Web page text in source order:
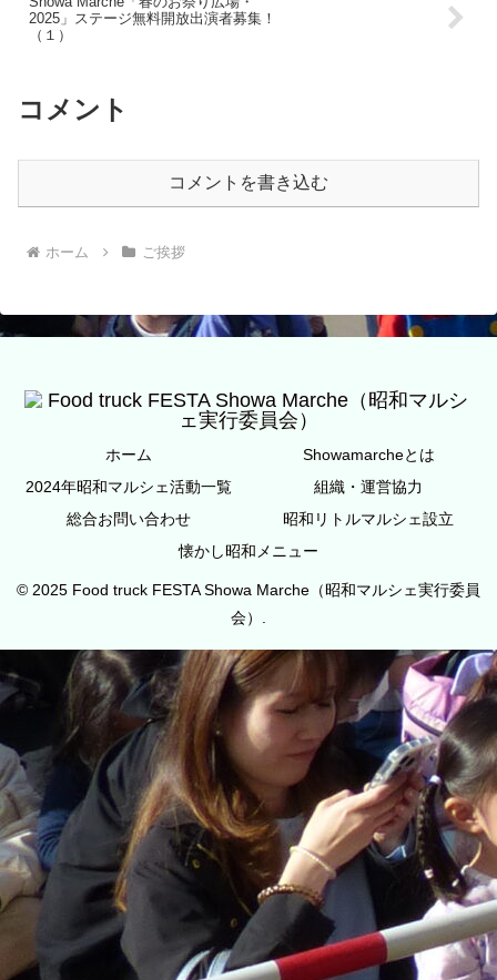
2025」ステージ無料開放出演者募集！
（１）
コメント
コメントを書き込む
ホーム ご挨拶
ホーム
Showamarcheとは
2024年昭和マルシェ活動一覧
組織・運営協力
総合お問い合わせ
昭和リトルマルシェ設立
懐かし昭和メニュー
© 2025 Food truck FESTA Showa Marche（昭和マルシェ実行委員
会）.